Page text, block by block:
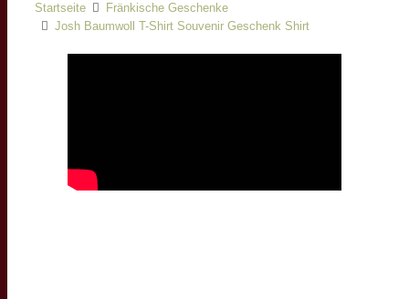
Startseite
Fränkische Geschenke
Josh Baumwoll T-Shirt Souvenir Geschenk Shirt